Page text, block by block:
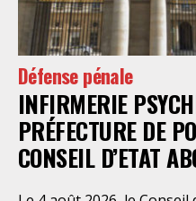
Défense pénale
INFIRMERIE
PRÉFECTURE DE
CONSEIL D’ETAT